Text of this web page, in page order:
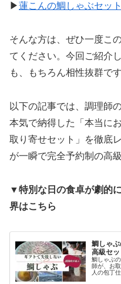
▶蓮こんの鯛しゃぶセッ
そんな方は、ぜひ一度こ
てください。今回ご紹介
も、もちろん相性抜群です
以下の記事では、調理師
本気で納得した「本当に
取り寄せセット」を徹底
が一瞬で完全予約制の高
▼特別な日の食卓が劇的
界はこちら
鯛しゃ
高級セ
鯛しゃぶ
師が、お
人の包丁